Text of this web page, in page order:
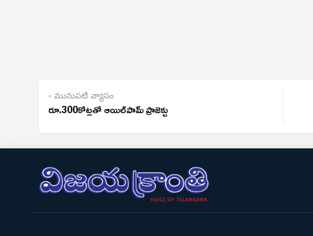
‹ మునుపటి వ్యాసం
రూ.300కోట్లతో ఆయిల్‌పామ్ ప్రాజెక్టు